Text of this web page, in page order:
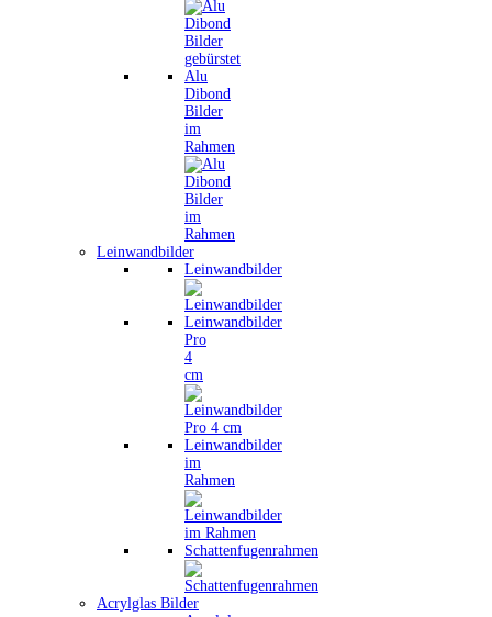
Alu
Dibond
Bilder
im
Rahmen
Leinwandbilder
Leinwandbilder
Leinwandbilder
Pro
4
cm
Leinwandbilder
im
Rahmen
Schattenfugenrahmen
Acrylglas Bilder